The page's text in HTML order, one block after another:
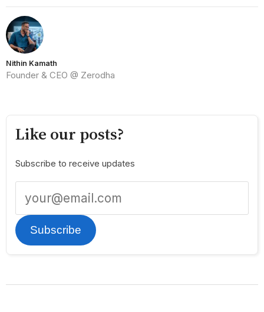
Nithin Kamath
Founder & CEO @ Zerodha
Like our posts?
Subscribe to receive updates
Subscribe